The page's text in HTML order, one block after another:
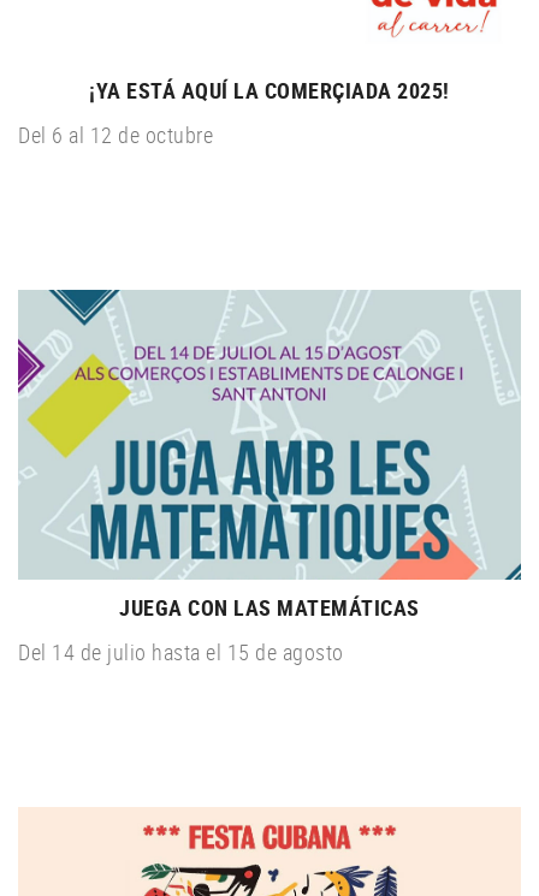
¡YA ESTÁ AQUÍ LA COMERÇIADA 2025!
Del 6 al 12 de octubre
JUEGA CON LAS MATEMÁTICAS
Del 14 de julio hasta el 15 de agosto